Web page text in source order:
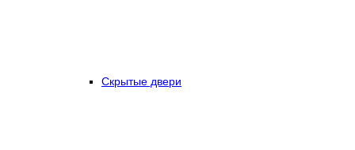
Скрытые двери